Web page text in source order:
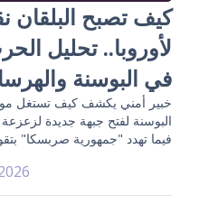
كيف تصبح
لأوروبا.. تحليل
في البوسنة
خبير أمني يكشف كيف تستغل
البوسنة لفتح جبهة جديدة لزعزعة
فيما تهدد "جمهورية صربسكا"